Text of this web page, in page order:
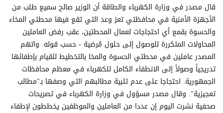
قال مصدر في وزارة الكهرباء والطاقة أن الوزير صالح سميع طلب من
الأجهزة الأمنية في محافظتي تعز وعد التي تقع فيها محطتي المخاء
والحسوة بقمع أي احتجاجات لعمال المحطتين، عقب رفض العاملين
المحاولات المتكررة للوصول إلى حلول مُرضية - حسب قوله. واتهم
المصدر عاملين في محطتي الحسوة والمخا بالتخطيط للقيام بإطفائها
تدريجياً وصولاً إلى الانطفاء الكامل للكهرباء في معظم محافظات
الجمهورية. احتجاجا على عدم تلبية مطالبهم التي وصفها بـ"مطالب
تعجيزية". وقال مصدر مسؤول في وزارة الكهرباء في تصريحات
صحفية نشرت اليوم إن عددا من العاملين والموظفين يخططون لإطفاء